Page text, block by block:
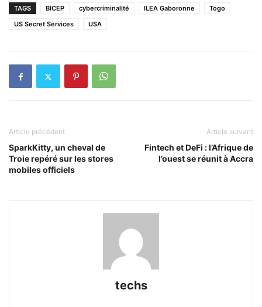
TAGS BICEP cybercriminalité ILEA Gaboronne
Togo
US Secret Services
USA
Article précédent
SparkKitty, un cheval de
Troie repéré sur les stores
mobiles officiels
Article suivant
Fintech et DeFi : l’Afrique de
l’ouest se réunit à Accra
techs